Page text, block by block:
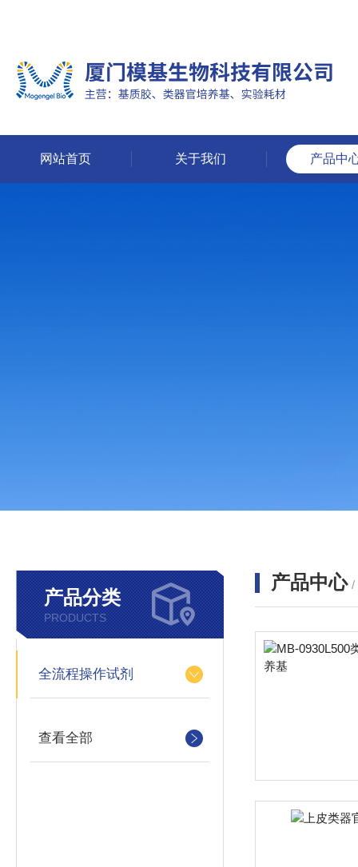
网站首页 关于我们 产品中
产品分类
PRODUCTS
全流程操作试剂
查看全部
产品中心 /